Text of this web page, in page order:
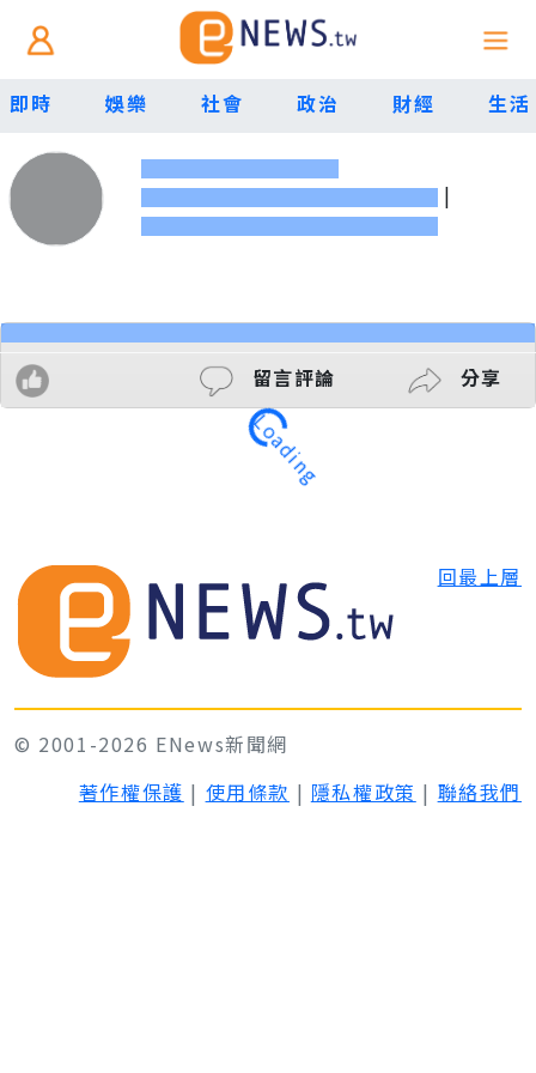
即時 娛樂 社會 政治 財經 生活
|
留言評論 分享
Loading
回最上層
© 2001-2026 ENews新聞網
著作權保護 | 使用條款 | 隱私權政策 | 聯絡我們